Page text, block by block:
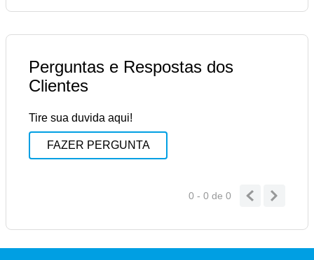
Perguntas e Respostas dos
Clientes
Tire sua duvida aqui!
FAZER PERGUNTA
0 - 0 de 0